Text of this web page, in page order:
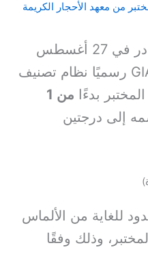
من معهد الأحجار الكريمة
وفقًا لتقرير رابابورت الصادر في 27 أغسطس
2025، ستطبق مؤسسة GIA رسميًا نظام تصنيف
بدءًا
من 1
إلى درجتين
للغاية من الألماس
وذلك وفقًا